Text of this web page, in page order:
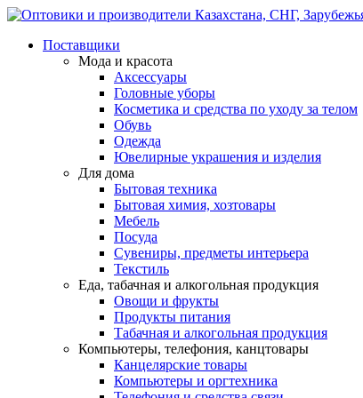
Поставщики
Мода и красота
Аксессуары
Головные уборы
Косметика и средства по уходу за телом
Обувь
Одежда
Ювелирные украшения и изделия
Для дома
Бытовая техника
Бытовая химия, хозтовары
Мебель
Посуда
Сувениры, предметы интерьера
Текстиль
Еда, табачная и алкогольная продукция
Овощи и фрукты
Продукты питания
Табачная и алкогольная продукция
Компьютеры, телефония, канцтовары
Канцелярские товары
Компьютеры и оргтехника